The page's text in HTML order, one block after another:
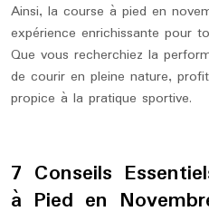
Ainsi, la course à pied en
expérience enrichissante pour
Que vous recherchiez la
de courir en pleine nature,
propice à la pratique sportive.
7 Conseils
à Pied en